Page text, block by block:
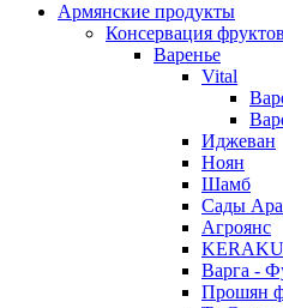
Армянские продукты
Консервация
Варенье
Vital
Иджеван
Ноян
Шамб
Сады
Агроянс
Варга -
Прошян